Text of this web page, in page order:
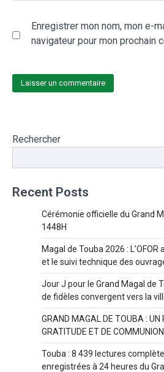
Enregistrer mon nom, mon e-
navigateur pour mon prochain
Rechercher
Recent Posts
Cérémonie officielle du Grand
1448H
Magal de Touba 2026 :
et le suivi technique des
Jour J pour le Grand Magal de
de fidèles convergent vers la
GRAND MAGAL DE TOUBA : UN
GRATITUDE ET DE
Touba : 8 439 lectures
enregistrées à 24 heures du